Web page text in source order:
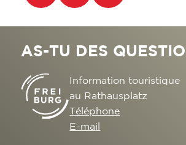
AS-TU DES
Information touristique
au Rathausplatz
Téléphone
E-mail